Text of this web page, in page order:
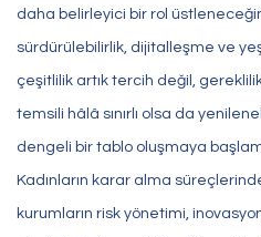
daha belirleyici bir rol
sürdürülebilirlik, dijitalleşme ve
çeşitlilik artık tercih değil,
temsili hâlâ sınırlı olsa da
dengeli bir tablo oluşmaya
Kadınların karar alma
kurumların risk yönetimi,